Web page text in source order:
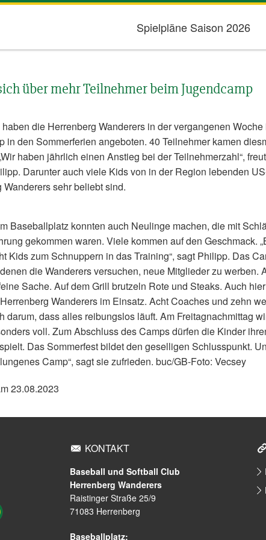
Spielpläne Saison 2026
über mehr Teilnehmer beim Jugendcamp
die Herrenberg Wanderers in der vergangenen Woche
in den Sommerferien angeboten. 40 Teilnehmer kamen
haben jährlich einen Anstieg bei der Teilnehmerzahl“,
Darunter auch viele Kids von in der Region lebenden
sehr beliebt sind.
Baseballplatz konnten auch Neulinge machen, die mit
gekommen waren. Viele kommen auf den Geschmack.
Kids zum Schnuppern in das Training“, sagt Philipp. Das
die Wanderers versuchen, neue Mitglieder zu werben.
Sache. Auf dem Grill brutzeln Rote und Steaks. Auch
Wanderers im Einsatz. Acht Coaches und zehn
darum, dass alles reibungslos läuft. Am Freitagnachmittag
voll. Zum Abschluss des Camps dürfen die Kinder
Das Sommerfest bildet den geselligen Schlusspunkt.
Camp“, sagt sie zufrieden. buc/GB-Foto: Vecsey
23.08.2023
KONTAKT
Baseball und Softball Club
Herrenberg Wanderers
Raistinger Straße 25/9
71083 Herrenberg
Baseballplatz: